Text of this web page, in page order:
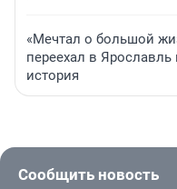
«Мечтал о большой
переехал в
история
Сообщить новость